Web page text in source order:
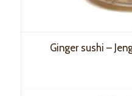
Ginger sushi –